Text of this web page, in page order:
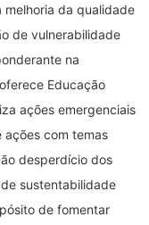
da qualidade
de vulnerabilidade
na
Educação
ações emergenciais
ações com temas
desperdício dos
sustentabilidade
de fomentar